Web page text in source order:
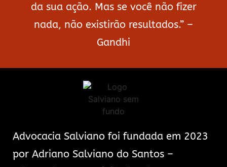
da sua ação. Mas se você não fizer
nada, não existirão resultados.” –
Gandhi
Advocacia Salviano foi fundada em 2023
por Adriano Salviano do Santos –